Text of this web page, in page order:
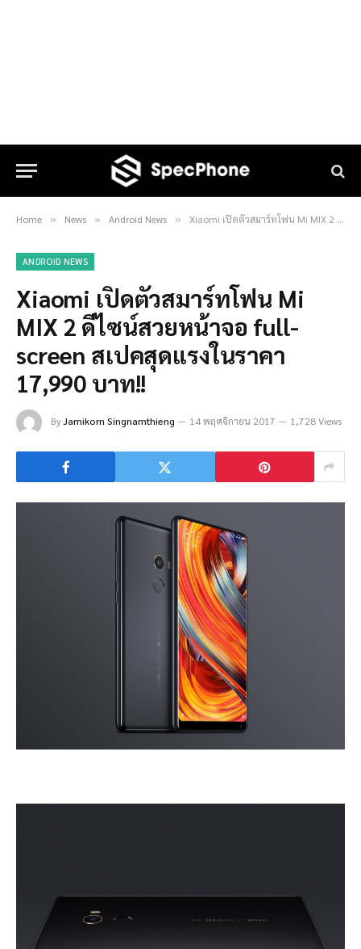
Home » News » Android News » Xiaomi เปิดตัวสมาร์ทโฟน Mi MIX 2 ดีไซน์สวยหน้าจอ full-screen สเปคสุดแรงในราคา 17,990 บาท!!
ANDROID NEWS
Xiaomi เปิดตัวสมาร์ทโฟน Mi
MIX 2 ดีไซน์สวยหน้าจอ full-
screen สเปคสุดแรงในราคา
17,990 บาท!!
ByJamikorn Singnamthieng 14 พฤศจิกายน 2017 1,728 Views